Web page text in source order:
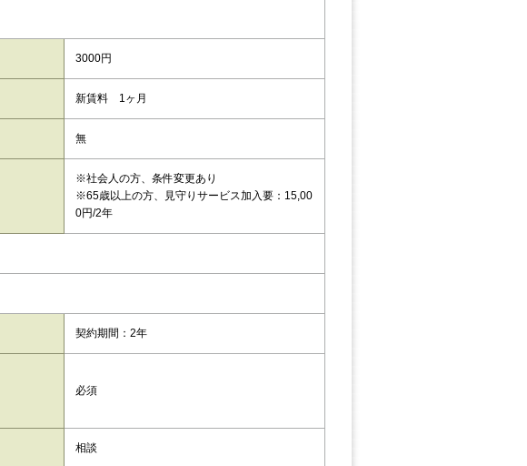
3000円
新賃料 1ヶ月
無
※社会人の方、条件変更あり
※65歳以上の方、見守りサービス加入要：15,00
0円/2年
契約期間：2年
必須
相談